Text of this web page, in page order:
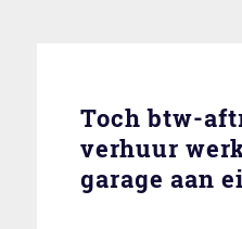
Toch btw-
verhuur
garage aan